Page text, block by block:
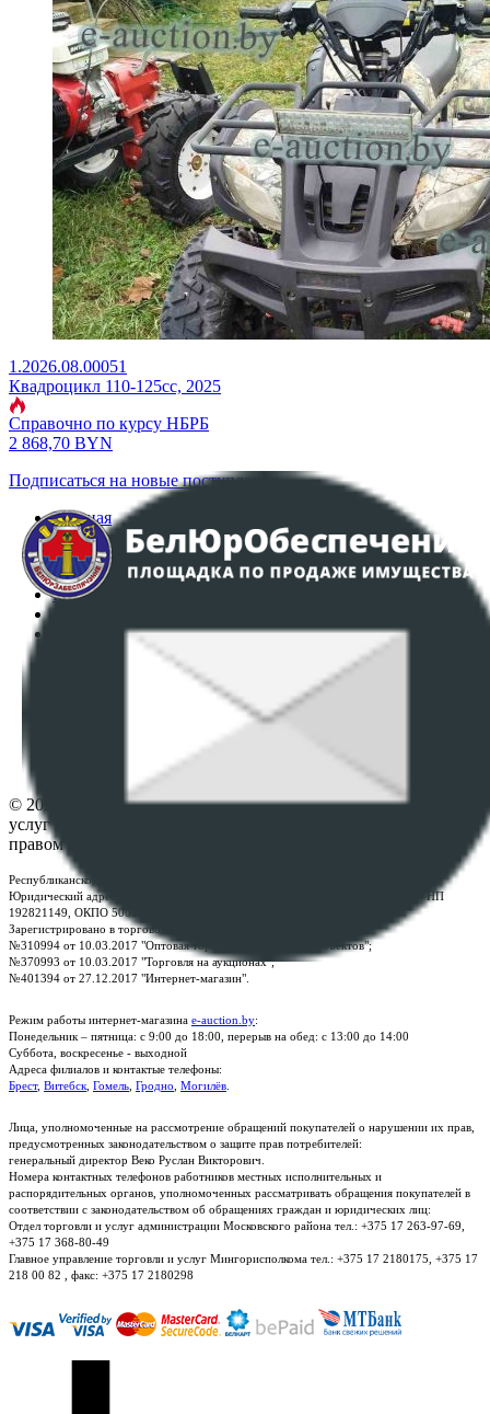
1.2026.08.00051
Квадроцикл 110-125сс, 2025
Справочно по курсу НБРБ
2 868,70 BYN
Подписаться на новые поступления
Главная
Аукционы
Интернет-магазин
Регламент организации и проведения торгов
Политика в отношении обработки персональных
ПОЛОЖЕНИЕ О ПОЛИТИКЕ ОБРАБОТКИ COOKIE-
Настройки cookie-файлов
© 2026 Республиканское унитарное предприятие по оказанию
услуг "БелЮрОбеспечение" - Все права защищены авторским
правом
Республиканское унитарное предприятие по оказанию услуг "БелЮрОбеспечение"
Юридический адрес: г. Минск, пр-т. Дзержинского, 1Б, e-mail:
, УНП
192821149, ОКПО 500111895000
Зарегистрировано в торговом реестре Республики Беларусь:
№310994 от 10.03.2017 "Оптовая торговля без торговых объектов";
№370993 от 10.03.2017 "Торговля на аукционах";
№401394 от 27.12.2017 "Интернет-магазин".
Режим работы интернет-магазина e-auction.by:
Понедельник – пятница: с 9:00 до 18:00, перерыв на обед: с 13:00 до 14:00
Суббота, воскресенье - выходной
Адреса филиалов и контактые телефоны:
Брест, Витебск Гомель Гродно Могилёв
Лица, уполномоченные на рассмотрение обращений покупателей о нарушении их прав,
предусмотренных законодательством о защите прав потребителей:
генеральный директор Веко Руслан Викторович.
Номера контактных телефонов работников местных исполнительных и
распорядительных органов, уполномоченных рассматривать обращения покупателей в
соответствии с законодательством об обращениях граждан и юридических лиц:
Отдел торговли и услуг администрации Московского района тел.: +375 17 263-97-69,
+375 17 368-80-49
Главное управление торговли и услуг Мингорисполкома тел.: +375 17 2180175, +375 17
218 00 82 , факс: +375 17 2180298